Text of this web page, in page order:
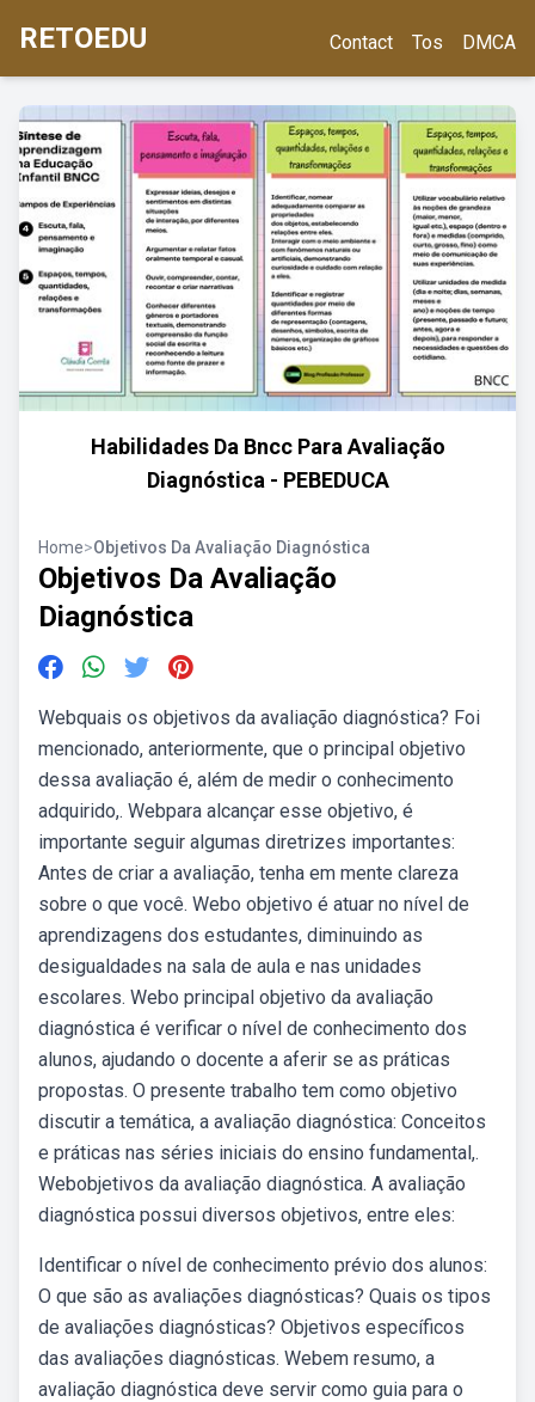
RETOEDU Contact Tos DMCA
Habilidades Da Bncc Para Avaliação
Diagnóstica - PEBEDUCA
Home>Objetivos Da Avaliação Diagnóstica
Objetivos Da Avaliação
Diagnóstica
Webquais os objetivos da avaliação diagnóstica? Foi
mencionado, anteriormente, que o principal objetivo
dessa avaliação é, além de medir o conhecimento
adquirido,. Webpara alcançar esse objetivo, é
importante seguir algumas diretrizes importantes:
Antes de criar a avaliação, tenha em mente clareza
sobre o que você. Webo objetivo é atuar no nível de
aprendizagens dos estudantes, diminuindo as
desigualdades na sala de aula e nas unidades
escolares. Webo principal objetivo da avaliação
diagnóstica é verificar o nível de conhecimento dos
alunos, ajudando o docente a aferir se as práticas
propostas. O presente trabalho tem como objetivo
discutir a temática, a avaliação diagnóstica: Conceitos
e práticas nas séries iniciais do ensino fundamental,.
Webobjetivos da avaliação diagnóstica. A avaliação
diagnóstica possui diversos objetivos, entre eles:
Identificar o nível de conhecimento prévio dos alunos:
O que são as avaliações diagnósticas? Quais os tipos
de avaliações diagnósticas? Objetivos específicos
das avaliações diagnósticas. Webem resumo, a
avaliação diagnóstica deve servir como guia para o